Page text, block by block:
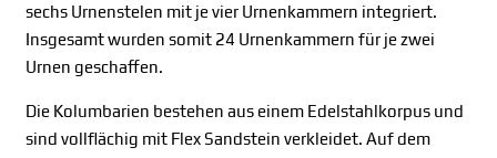
sechs Urnenstelen mit je vier Urnenkammern integriert.
Insgesamt wurden somit 24 Urnenkammern für je zwei
Urnen geschaffen.
Die Kolumbarien bestehen aus einem Edelstahlkorpus und
sind vollflächig mit Flex Sandstein verkleidet. Auf dem